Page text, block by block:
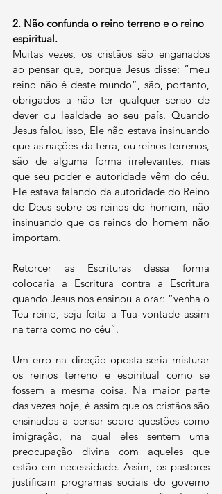
2. Não confunda o reino terreno e o reino
espiritual.
Muitas vezes, os cristãos são enganados
ao pensar que, porque Jesus disse: “meu
reino não é deste mundo”, são, portanto,
obrigados a não ter qualquer senso de
dever ou lealdade ao seu país. Quando
Jesus falou isso, Ele não estava insinuando
que as nações da terra, ou reinos terrenos,
são de alguma forma irrelevantes, mas
que seu poder e autoridade vêm do céu.
Ele estava falando da autoridade do Reino
de Deus sobre os reinos do homem, não
insinuando que os reinos do homem não
importam.
Retorcer as Escrituras dessa forma
colocaria a Escritura contra a Escritura
quando Jesus nos ensinou a orar: “venha o
Teu reino, seja feita a Tua vontade assim
na terra como no céu”.
Um erro na direção oposta seria misturar
os reinos terreno e espiritual como se
fossem a mesma coisa. Na maior parte
das vezes hoje, é assim que os cristãos são
ensinados a pensar sobre questões como
imigração, na qual eles sentem uma
preocupação divina com aqueles que
estão em necessidade. Assim, os pastores
justificam programas sociais do governo